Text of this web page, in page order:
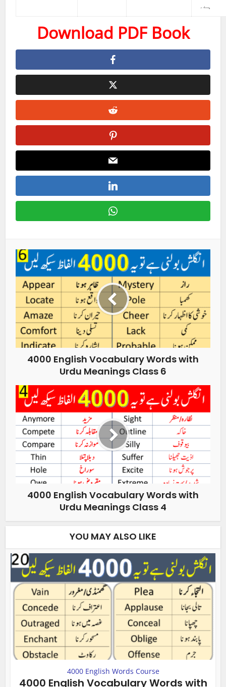
ہے۔
Download PDF Book
4000 English Vocabulary Words with
Urdu Meanings Class 6
4000 English Vocabulary Words with
Urdu Meanings Class 4
YOU MAY ALSO LIKE
4000 English Words Course
4000 English Vocabulary Words with